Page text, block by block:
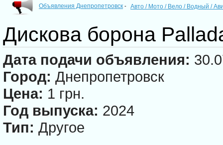
Объявления Днепропетровск - Авто / Мото / Вело / Водный /
Дискова борона
Дата подачи объявления:
Город: Днепропетровск
Цена: 1 грн.
Год выпуска: 2024
Тип: Другое